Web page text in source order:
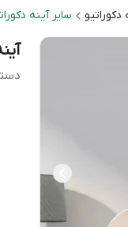
دکوراتیو سایر آینه